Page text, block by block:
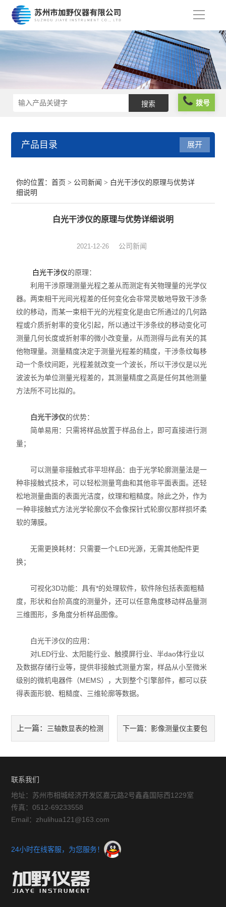
导
拨号
产品目录
球栅尺
sony
色差仪
测高仪
电线电缆试验机
投影仪
卡尺
千分表
三次元
粗糙度仪
三丰量具
花岗石,大理石
EV2515
二次元
放大镜
三坐标测量仪系列
工具显微镜系列
白光干涉仪
展开
你的位置：首页 > 公司新闻 > 白光干涉仪的原理与优势详
细说明
白光干涉仪的原理与优势详细说明
2021-12-26 公司新闻
白光干涉仪的原理：
利用干涉原理测量光程之差从而测定有关物理量的光学仪
器。两束相干光间光程差的任何变化会非常灵敏地导致干涉条
纹的移动，而某一束相干光的光程变化是由它所通过的几何路
程或介质折射率的变化引起，所以通过干涉条纹的移动变化可
测量几何长度或折射率的微小改变量，从而测得与此有关的其
他物理量。测量精度决定于测量光程差的精度，干涉条纹每移
动一个条纹间距，光程差就改变一个波长，所以干涉仪是以光
波波长为单位测量光程差的，其测量精度之高是任何其他测量
方法所不可比拟的。
白光干涉仪的优势：
简单易用：只需将样品放置于样品台上，即可直接进行测
量；
可以测量非接触式非平坦样品：由于光学轮廓测量法是一
种非接触式技术，可以轻松测量弯曲和其他非平面表面。还轻
松地测量曲面的表面光洁度，纹理和粗糙度。除此之外，作为
一种非接触式方法光学轮廓仪不会像探针式轮廓仪那样损坏柔
软的薄膜。
无需更换耗材：只需要一个LED光源，无需其他配件更
换；
可视化3D功能：具有*的处理软件，软件除包括表面粗糙
度，形状和台阶高度的测量外，还可以任意角度移动样品量测
三维图形，多角度分析样品图像。
白光干涉仪的应用：
对LED行业、太阳能行业、触摸屏行业、半dao体行业以
及数据存储行业等，提供非接触式测量方案，样品从小至微米
级别的微机电器件（MEMS），大到整个引擎部件，都可以获
得表面形貌、粗糙度、三维轮廓等数据。
上一篇： 三轴数显表的检测 下一篇： 影像测量仪主要包
联系我们
地址：苏州市相城经济开发区嘉元路2号鑫鑫国际西1229室
传真：0512-69233558
Email：zhulihua121@163.com
24小时在线客服，为您服务！